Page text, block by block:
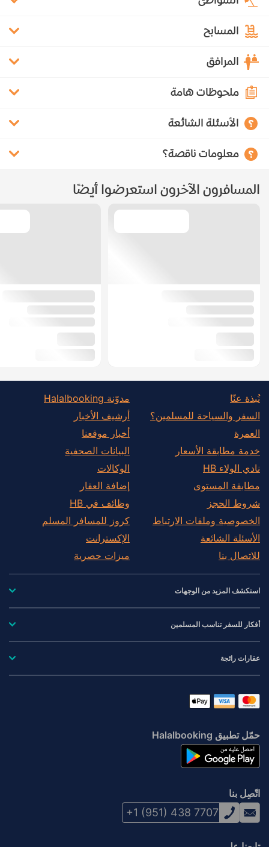
المسابح
المرافق
ملحوظات هامة
الأسئلة الشائعة
معلومات ناقصة؟
المسافرون الآخرون استعرضوا أيضًا
نُبذة عنّا
السفر والسياحة للمسلمين؟
العمرة
خدمة مطابقة الأسعار
نادي الولاء HB
مطابقة المستوى
شروط الحجز
الخصوصية وملفات الارتباط
الأسئلة الشائعة
للاتصال بنا
مدوّنة Halalbooking
أرشيف الأخبار
أخبار موقعنا
البيانات الصحفية
الوكالات
إضافة العقار
وظائف في HB
كروز للمسافر المسلم
الإكسترانت
ميزات حصرية
استكشف المزيد من الوجهات
أفكار للسفر تناسب المسلمين
عقارات رائجة
حمّل تطبيق Halalbooking
اتّصِل بنا
+1 (951) 438 7707